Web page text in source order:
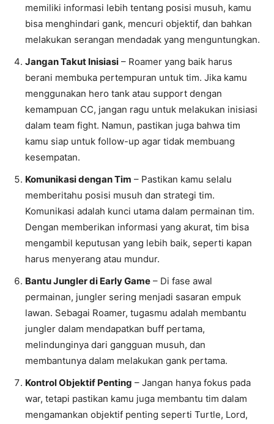
memiliki informasi lebih tentang posisi musuh, kamu
bisa menghindari gank, mencuri objektif, dan bahkan
melakukan serangan mendadak yang menguntungkan.
Jangan Takut Inisiasi – Roamer yang baik harus
berani membuka pertempuran untuk tim. Jika kamu
menggunakan hero tank atau support dengan
kemampuan CC, jangan ragu untuk melakukan inisiasi
dalam team fight. Namun, pastikan juga bahwa tim
kamu siap untuk follow-up agar tidak membuang
kesempatan.
Komunikasi dengan Tim – Pastikan kamu selalu
memberitahu posisi musuh dan strategi tim.
Komunikasi adalah kunci utama dalam permainan tim.
Dengan memberikan informasi yang akurat, tim bisa
mengambil keputusan yang lebih baik, seperti kapan
harus menyerang atau mundur.
Bantu Jungler di Early Game – Di fase awal
permainan, jungler sering menjadi sasaran empuk
lawan. Sebagai Roamer, tugasmu adalah membantu
jungler dalam mendapatkan buff pertama,
melindunginya dari gangguan musuh, dan
membantunya dalam melakukan gank pertama.
Kontrol Objektif Penting – Jangan hanya fokus pada
war, tetapi pastikan kamu juga membantu tim dalam
mengamankan objektif penting seperti Turtle, Lord,